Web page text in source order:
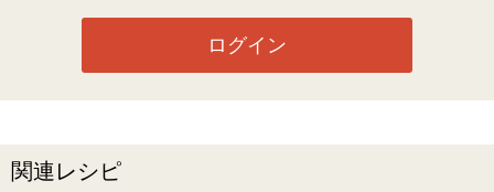
ログイン
関連レシピ